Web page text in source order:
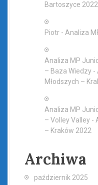
Bartoszyce 2022
Piotr - Analiza
Analiza MP
– Baza Wiedzy -
Młodszych –
Analiza MP
– Volley Valley -
– Kraków 2022
Archiwa
październik 2025